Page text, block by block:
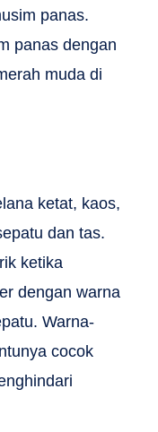
panas.
panas dengan
muda di
ketat, kaos,
dan tas.
ketika
dengan warna
Warna-
cocok